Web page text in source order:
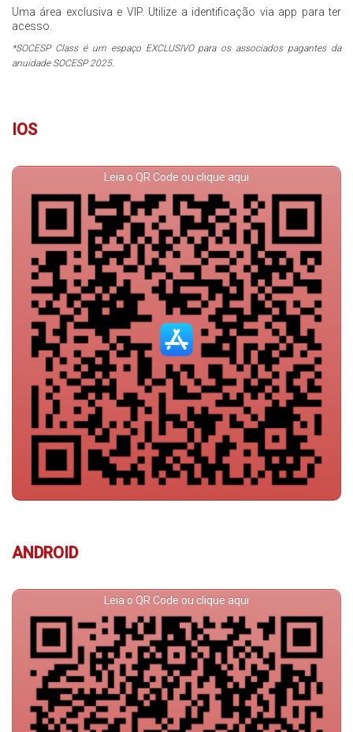
Uma área exclusiva e VIP. Utilize a identificação via app para ter
acesso.
*SOCESP Class é um espaço EXCLUSIVO para os associados pagantes da
anuidade SOCESP 2025.
IOS
Leia o QR Code ou clique aqui
ANDROID
Leia o QR Code ou clique aqui